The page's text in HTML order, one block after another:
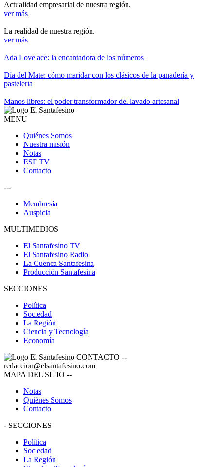
Actualidad empresarial de nuestra región.
ver más
La realidad de nuestra región.
ver más
Ada Lovelace: la encantadora de los números
Día del Mate: cómo maridar con los clásicos de la panadería y
pastelería
Manos libres: el poder transformador del lavado artesanal
MENU
Quiénes Somos
Nuestra misión
Notas
ESF TV
Contacto
---
Membresía
Auspicia
MULTIMEDIOS
El Santafesino TV
El Santafesino Radio
La Cuenca Santafesina
Producción Santafesina
SECCIONES
Política
Sociedad
La Región
Ciencia y Tecnología
Economía
CONTACTO --
redaccion@elsantafesino.com
MAPA DEL SITIO --
Notas
Quiénes Somos
Contacto
- SECCIONES
Política
Sociedad
La Región